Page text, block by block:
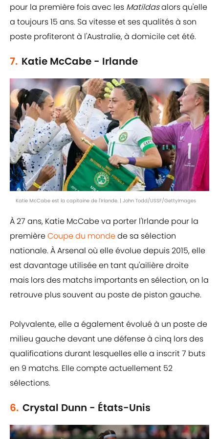
pour la première fois avec les Matildasalors qu'elle
a toujours 15 ans. Sa vitesse et ses qualités à son
poste profiteront à l'Australie, à domicile cet été.
7. Katie McCabe - Irlande
Katie McCabe est la capitaine de l'Irlande. | John Todd/USSF/GettyImages
À 27 ans, Katie McCabe va porter l'Irlande pour la
premièreCoupe du mondede sa sélection
nationale. À Arsenal où elle évolue depuis 2015, elle
est davantage utilisée en tant qu'ailière droite
mais lors des matchs importants en sélection, on la
retrouve plus souvent au poste de piston gauche.
Polyvalente, elle a également évolué à un poste de
milieu gauche devant une défense à cinq lors des
qualifications durant lesquelles elle a inscrit 7 buts
en 9 matchs. Elle compte actuellement 52
sélections.
6. Crystal Dunn - États-Unis